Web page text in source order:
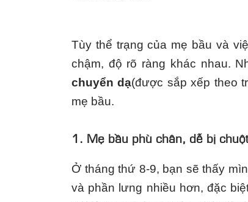
Tùy thể trạng của mẹ bầu và
chậm, độ rõ ràng khác nhau.
chuyển dạ(được sắp xếp theo
mẹ bầu.
1. Mẹ bầu phù chân, dễ bị
Ở tháng thứ 8-9, bạn sẽ thấy
và phần lưng nhiều hơn, đặc